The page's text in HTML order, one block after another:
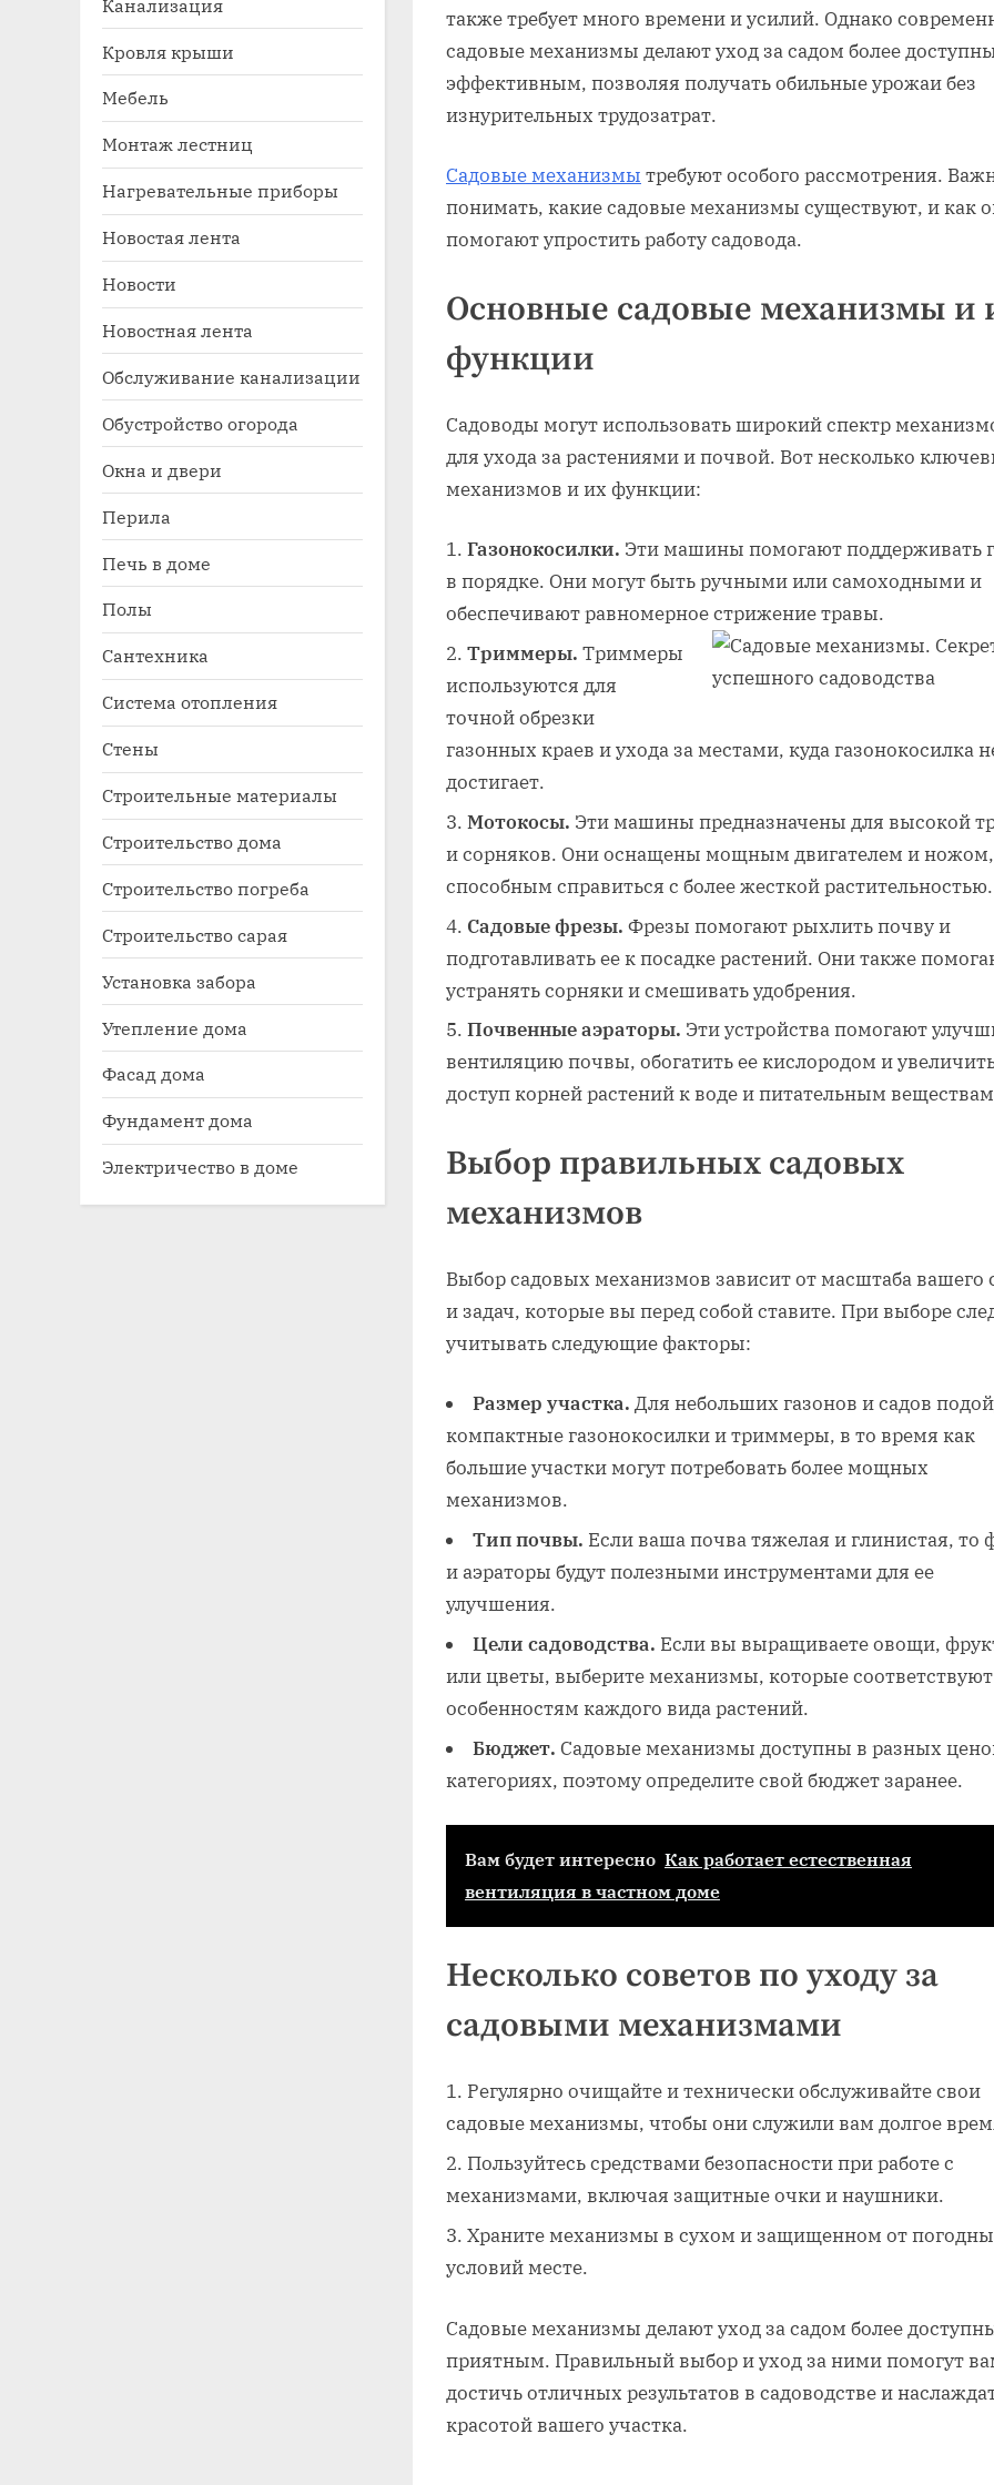
sub-
также требует много времени и усилий. Однако
садовые механизмы делают уход за садом более
эффективным, позволяя получать обильные урожаи без
изнурительных трудозатрат.
Садовые механизмы требуют особого рассмотрения.
понимать, какие садовые механизмы существуют, и как
помогают упростить работу садовода.
Основные садовые механизмы и
функции
Садоводы могут использовать широкий спектр
для ухода за растениями и почвой. Вот несколько
механизмов и их функции:
Газонокосилки. Эти машины помогают поддерживать
в порядке. Они могут быть ручными или самоходными и
обеспечивают равномерное стрижение травы.
Триммеры. Триммеры
используются для
точной обрезки
газонных краев и ухода за местами, куда газонокосилка
достигает.
Мотокосы. Эти машины предназначены для высокой
и сорняков. Они оснащены мощным двигателем и ножом,
способным справиться с более жесткой растительностью.
Садовые фрезы. Фрезы помогают рыхлить почву и
подготавливать ее к посадке растений. Они также
устранять сорняки и смешивать удобрения.
Почвенные аэраторы. Эти устройства помогают
вентиляцию почвы, обогатить ее кислородом и
доступ корней растений к воде и питательным
Выбор правильных садовых
механизмов
Выбор садовых механизмов зависит от масштаба вашего
и задач, которые вы перед собой ставите. При выборе
учитывать следующие факторы:
Размер участка. Для небольших газонов и садов
компактные газонокосилки и триммеры, в то время как
большие участки могут потребовать более мощных
механизмов.
Тип почвы. Если ваша почва тяжелая и глинистая, то
и аэраторы будут полезными инструментами для ее
улучшения.
Цели садоводства. Если вы выращиваете овощи,
или цветы, выберите механизмы, которые соответствуют
особенностям каждого вида растений.
Бюджет. Садовые механизмы доступны в разных
категориях, поэтому определите свой бюджет заранее.
Вам будет интересно Как работает естественная
вентиляция в частном доме
Несколько советов по уходу за
садовыми механизмами
Регулярно очищайте и технически обслуживайте свои
садовые механизмы, чтобы они служили вам долгое
Пользуйтесь средствами безопасности при работе с
механизмами, включая защитные очки и наушники.
Храните механизмы в сухом и защищенном от
условий месте.
Садовые механизмы делают уход за садом более
приятным. Правильный выбор и уход за ними помогут
достичь отличных результатов в садоводстве и
красотой вашего участка.
Кровля крыши
Мебель
Монтаж лестниц
Нагревательные приборы
Новостая лента
Новости
Новостная лента
Обслуживание канализации
Обустройство огорода
Окна и двери
Перила
Печь в доме
Полы
Сантехника
Система отопления
Стены
Строительные материалы
Строительство дома
Строительство погреба
Строительство сарая
Установка забора
Утепление дома
Фасад дома
Фундамент дома
Электричество в доме